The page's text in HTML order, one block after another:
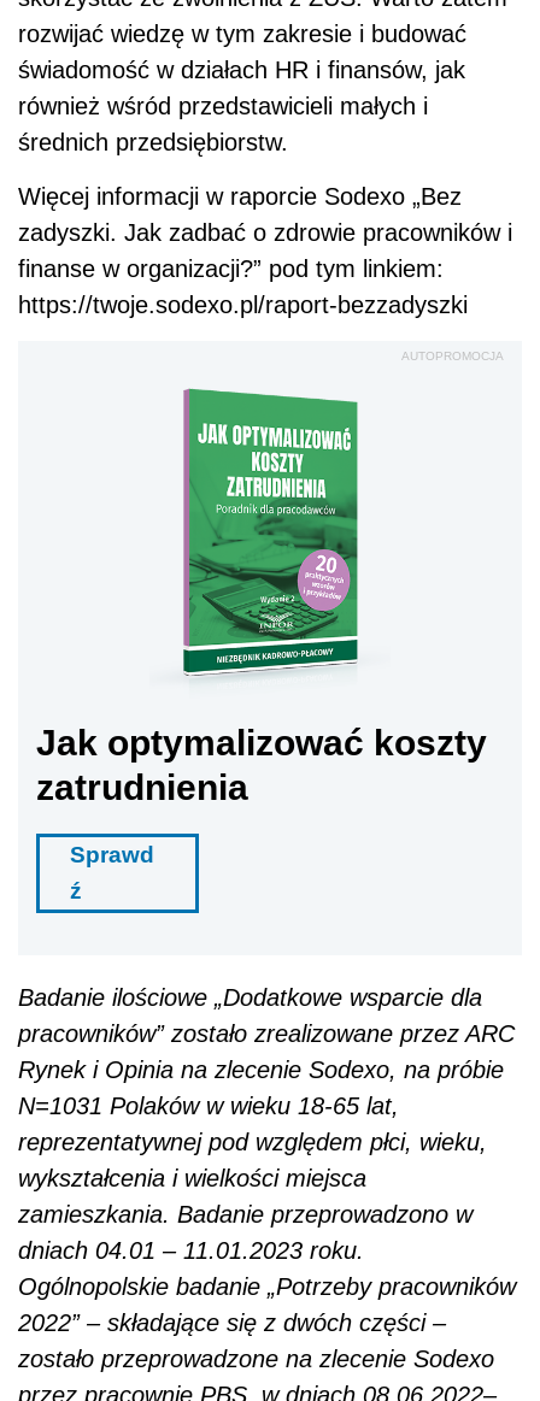
rozwijać wiedzę w tym zakresie i budować
świadomość w działach HR i finansów, jak
również wśród przedstawicieli małych i
średnich przedsiębiorstw.
Więcej informacji w raporcie Sodexo „Bez
zadyszki. Jak zadbać o zdrowie pracowników i
finanse w organizacji?” pod tym linkiem:
https://twoje.sodexo.pl/raport-bezzadyszki
AUTOPROMOCJA
Jak optymalizować koszty
zatrudnienia
Sprawd
ź
Badanie ilościowe „Dodatkowe wsparcie dla
pracowników” zostało zrealizowane przez ARC
Rynek i Opinia na zlecenie Sodexo, na próbie
N=1031 Polaków w wieku 18-65 lat,
reprezentatywnej pod względem płci, wieku,
wykształcenia i wielkości miejsca
zamieszkania. Badanie przeprowadzono w
dniach 04.01 – 11.01.2023 roku.
Ogólnopolskie badanie „Potrzeby pracowników
2022” – składające się z dwóch części –
zostało przeprowadzone na zlecenie Sodexo
przez pracownię PBS, w dniach 08.06.2022–